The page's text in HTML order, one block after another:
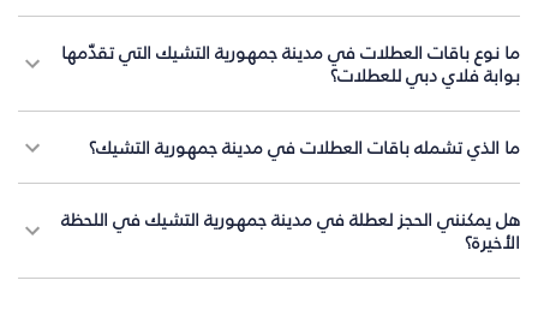
ما نوع باقات العطلات في مدينة جمهورية التشيك التي تقدّمها
بوابة فلاي دبي للعطلات؟
ما الذي تشمله باقات العطلات في مدينة جمهورية التشيك؟
هل يمكنني الحجز لعطلة في مدينة جمهورية التشيك في اللحظة
الأخيرة؟